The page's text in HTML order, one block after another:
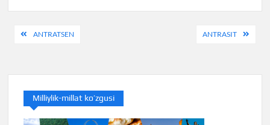
PostANTRATSEN ANTRASIT
Milliylik-millat ko’zgusi